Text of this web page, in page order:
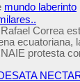
mundo laberinto
Correa
protesta